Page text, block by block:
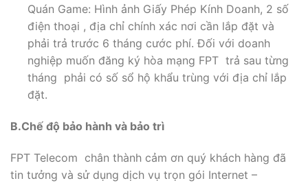
Quán Game: Hình ảnh Giấy Phép Kính Doanh, 2 số
điện thoại , địa chỉ chính xác nơi cần lắp đặt và
phải trả trước 6 tháng cước phí. Đối với doanh
nghiệp muốn đăng ký hòa mạng FPT trả sau từng
tháng phải có số sổ hộ khẩu trùng với địa chỉ lắp
đặt.
B.Chế độ bảo hành và bảo trì
FPT Telecom chân thành cảm ơn quý khách hàng đã
tin tưởng và sử dụng dịch vụ trọn gói Internet –